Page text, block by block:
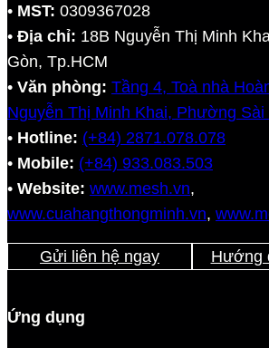
• MST: 0309367028
• Địa chỉ: 18B Nguyễn Thị Minh
Gòn, Tp.HCM
• Văn phòng: Tầng 4, Toà nhà
Nguyễn Thị Minh Khai, Phường Sài
• Hotline: (+84) 2871.078.078
• Mobile: (+84) 933.083.503
• Website: www.mesh.vn,
www.cuahangthongminh.vn,
Gửi liên hệ ngay Hướng
Ứng dụng